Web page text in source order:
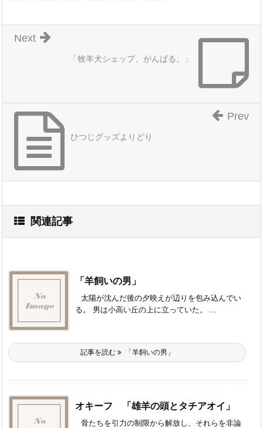
「牧羊犬シェップ、がんばる。」
Next
ひつじグッズよりどり
Prev
関連記事
「羊飼いの男」
太陽が沈んだ後の夕映えが辺りを包み込んでい
る。 男は小高い丘の上に立っていた。 ...
記事を読む 「羊飼いの男」
オキーフ 「雄羊の頭とタチアオイ」
骨たちを引力の制限から解放し、それらを非論